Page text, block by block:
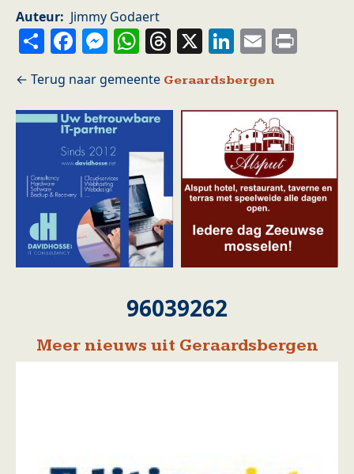
Auteur Jimmy Godaert
ShareFacebook
Messenger
WhatsApp
Threads
X LinkedIn
Email
Geraardsbergen
96039262
Meer nieuws uit Geraardsbergen